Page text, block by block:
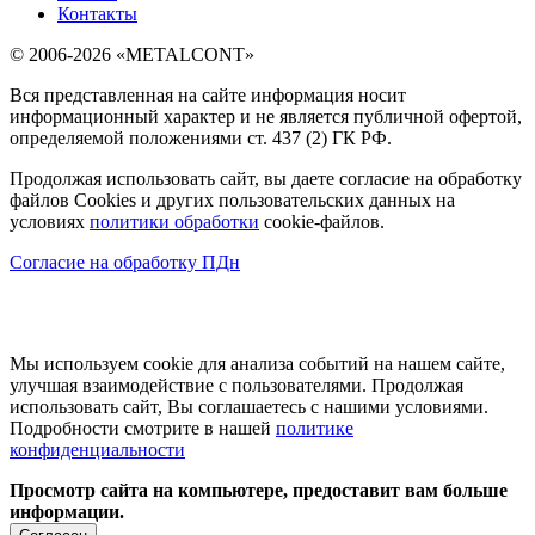
Контакты
© 2006-2026 «METALCONT»
Вся представленная на сайте информация носит
информационный характер и не является публичной офертой,
определяемой положениями ст. 437 (2) ГК РФ.
Продолжая использовать сайт, вы даете согласие на обработку
файлов Cookies и других пользовательских данных на
условиях политики обработки cookie-файлов.
Согласие на обработку ПДн
Мы используем cookie для анализа событий на нашем сайте,
улучшая взаимодействие с пользователями. Продолжая
использовать сайт, Вы соглашаетесь с нашими условиями.
Подробности смотрите в нашей политике
конфиденциальности
Просмотр сайта на компьютере, предоставит вам больше
информации.